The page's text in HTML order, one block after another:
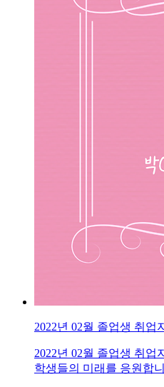
2022년 02월 졸업생 취업
2022년 02월 졸업생 취
학생들의 미래를 응원합